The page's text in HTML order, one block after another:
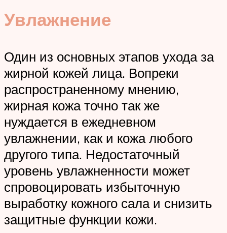
Увлажнение
Один из основных этапов ухода за
жирной кожей лица. Вопреки
распространенному мнению,
жирная кожа точно так же
нуждается в ежедневном
увлажнении, как и кожа любого
другого типа. Недостаточный
уровень увлажненности может
спровоцировать избыточную
выработку кожного сала и снизить
защитные функции кожи.